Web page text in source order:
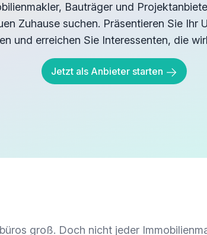
Bauträger und
Zuhause suchen. Präsentieren Sie Ihr
und erreichen Sie Interessenten, die
Jetzt als Anbieter starten
groß. Doch nicht jeder